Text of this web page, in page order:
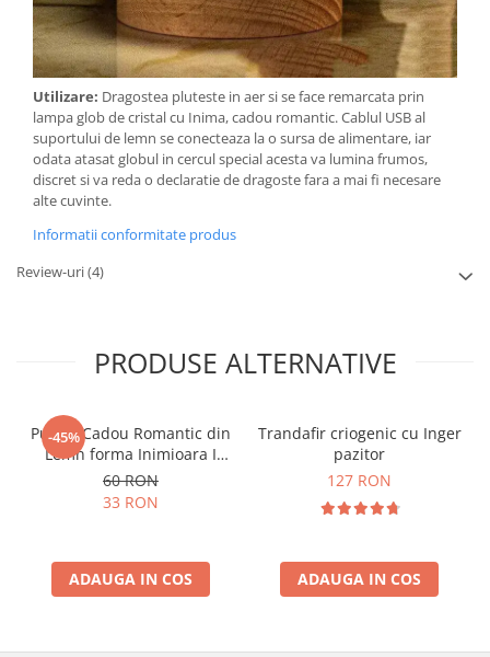
Utilizare: Dragostea pluteste in aer si se face remarcata prin
lampa glob de cristal cu Inima, cadou romantic. Cablul USB al
suportului de lemn se conecteaza la o sursa de alimentare, iar
odata atasat globul in cercul special acesta va lumina frumos,
discret si va reda o declaratie de dragoste fara a mai fi necesare
alte cuvinte.
Informatii conformitate produs
Review-uri(4)
PRODUSE ALTERNATIVE
-45%
Puzzle Cadou Romantic din
Lemn forma Inimioara I
Love You
60 RON
33 RON
ADAUGA IN COS
Trandafir criogenic cu Inger
pazitor
127 RON
ADAUGA IN COS